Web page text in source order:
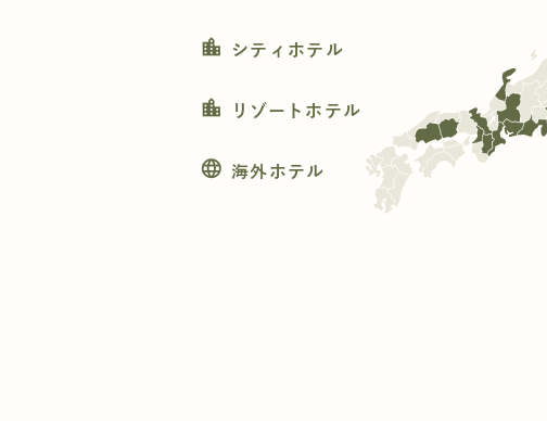
location_city シティホテル
location_city リゾートホテル
language 海外ホテル